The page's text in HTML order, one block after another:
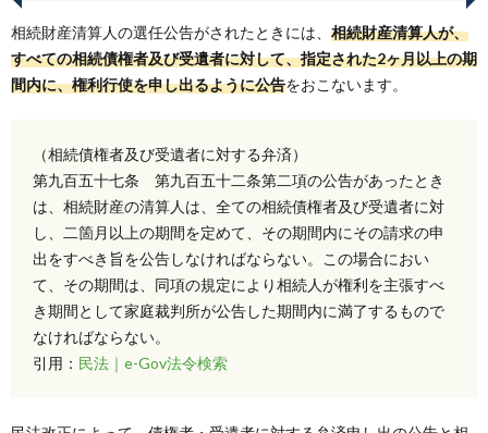
相続財産清算人の選任公告がされたときには、 相続財産清算人が、
すべての相続債権者及び受遺者に対して、指定された2ヶ月以上の期
間内に、権利行使を申し出るように公告をおこないます。
（相続債権者及び受遺者に対する弁済）
第九百五十七条 第九百五十二条第二項の公告があったとき
は、相続財産の清算人は、全ての相続債権者及び受遺者に対
し、二箇月以上の期間を定めて、その期間内にその請求の申
出をすべき旨を公告しなければならない。この場合におい
て、その期間は、同項の規定により相続人が権利を主張すべ
き期間として家庭裁判所が公告した期間内に満了するもので
なければならない。
引用： 民法｜e-Gov法令検索